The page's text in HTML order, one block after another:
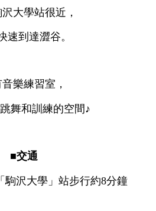
大學站很近，
速到達澀谷。
樂練習室，
舞和訓練的空間♪
■交通
駒沢大學」站步行約8分鐘